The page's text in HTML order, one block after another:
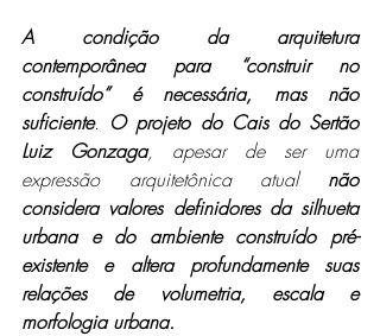
A condição da arquitetura
contemporânea para “construir no
construído” é necessária, mas não
suficiente. O projeto do Cais do Sertão
Luiz Gonzaga, apesar de ser uma
expressão arquitetônica atual não
considera valores definidores da silhueta
urbana e do ambiente construído pré-
existente e altera profundamente suas
relações de volumetria, escala e
morfologia urbana.